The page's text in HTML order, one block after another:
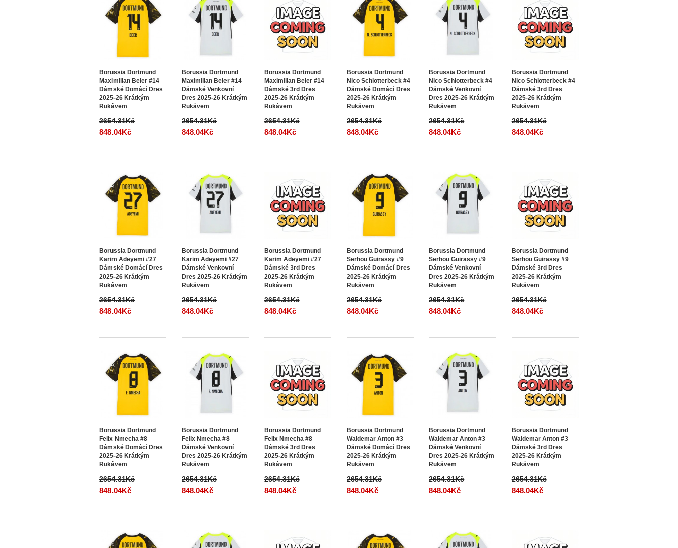
Borussia Dortmund
Maximilian Beier #14
Dámské Domácí Dres
2025-26 Krátkým
Rukávem
2654.31Kč
848.04Kč
Borussia Dortmund
Maximilian Beier #14
Dámské Venkovní
Dres 2025-26 Krátkým
Rukávem
2654.31Kč
848.04Kč
Borussia Dortmund
Maximilian Beier #14
Dámské 3rd Dres
2025-26 Krátkým
Rukávem
2654.31Kč
848.04Kč
Borussia Dortmund
Nico Schlotterbeck #4
Dámské Domácí Dres
2025-26 Krátkým
Rukávem
2654.31Kč
848.04Kč
Borussia Dortmund
Nico Schlotterbeck #4
Dámské Venkovní
Dres 2025-26 Krátkým
Rukávem
2654.31Kč
848.04Kč
Borussia Dortmund
Nico Schlotterbeck #4
Dámské 3rd Dres
2025-26 Krátkým
Rukávem
2654.31Kč
848.04Kč
Borussia Dortmund
Karim Adeyemi #27
Dámské Domácí Dres
2025-26 Krátkým
Rukávem
2654.31Kč
848.04Kč
Borussia Dortmund
Karim Adeyemi #27
Dámské Venkovní
Dres 2025-26 Krátkým
Rukávem
2654.31Kč
848.04Kč
Borussia Dortmund
Karim Adeyemi #27
Dámské 3rd Dres
2025-26 Krátkým
Rukávem
2654.31Kč
848.04Kč
Borussia Dortmund
Serhou Guirassy #9
Dámské Domácí Dres
2025-26 Krátkým
Rukávem
2654.31Kč
848.04Kč
Borussia Dortmund
Serhou Guirassy #9
Dámské Venkovní
Dres 2025-26 Krátkým
Rukávem
2654.31Kč
848.04Kč
Borussia Dortmund
Serhou Guirassy #9
Dámské 3rd Dres
2025-26 Krátkým
Rukávem
2654.31Kč
848.04Kč
Borussia Dortmund
Felix Nmecha #8
Dámské Domácí Dres
2025-26 Krátkým
Rukávem
2654.31Kč
848.04Kč
Borussia Dortmund
Felix Nmecha #8
Dámské Venkovní
Dres 2025-26 Krátkým
Rukávem
2654.31Kč
848.04Kč
Borussia Dortmund
Felix Nmecha #8
Dámské 3rd Dres
2025-26 Krátkým
Rukávem
2654.31Kč
848.04Kč
Borussia Dortmund
Waldemar Anton #3
Dámské Domácí Dres
2025-26 Krátkým
Rukávem
2654.31Kč
848.04Kč
Borussia Dortmund
Waldemar Anton #3
Dámské Venkovní
Dres 2025-26 Krátkým
Rukávem
2654.31Kč
848.04Kč
Borussia Dortmund
Waldemar Anton #3
Dámské 3rd Dres
2025-26 Krátkým
Rukávem
2654.31Kč
848.04Kč